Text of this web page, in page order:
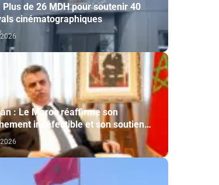
Plus de 26 MDH pour soutenir 40
cinématographiques
: Le Maroc réaffirme son
indéfectible et son soutien
aux droits légitimes du peuple